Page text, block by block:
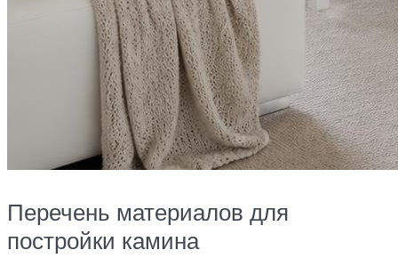
Перечень материалов для
постройки камина